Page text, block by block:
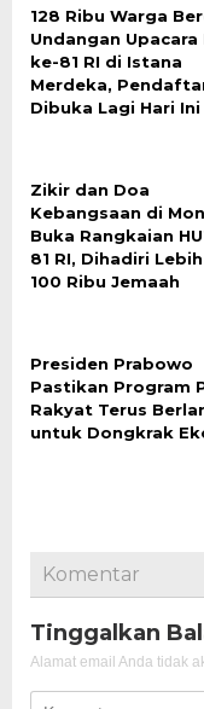
128 Ribu Warga
Undangan Upacara
ke-81 RI di Istana
Merdeka,
Dibuka Lagi Hari Ini
Zikir dan Doa
Kebangsaan di
Buka Rangkaian
81 RI, Dihadiri
100 Ribu Jemaah
Presiden Prabowo
Pastikan Program
Rakyat Terus
untuk Dongkrak
Komentar
Tinggalkan
Alamat email Anda tidak